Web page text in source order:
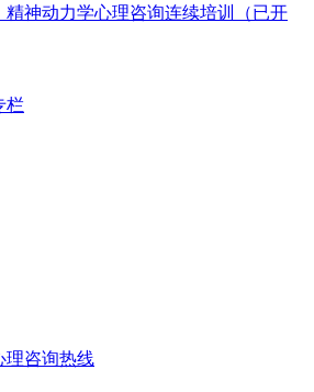
精神动力学心理咨询连续培训（已开
栏
理咨询热线